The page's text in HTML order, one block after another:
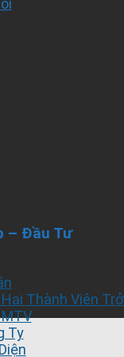
– Đầu Tư
Thành Viên
Ty